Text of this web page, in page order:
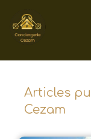
Articles
Cezam